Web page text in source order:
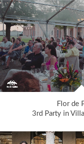
Flor de
3rd Party in